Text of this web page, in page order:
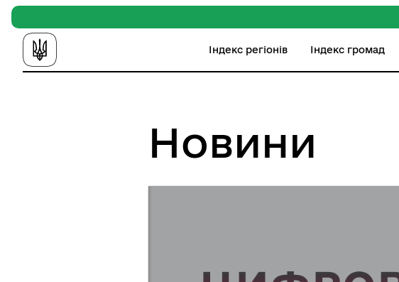
Індекс регіонів Індекс громад
Новини